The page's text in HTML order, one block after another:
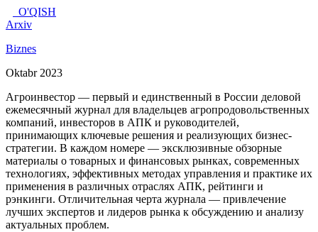
O'QISH
Arxiv
Biznes
Oktabr 2023
Агроинвестор — первый и единственный в России деловой
ежемесячный журнал для владельцев агропродовольственных
компаний, инвесторов в АПК и руководителей,
принимающих ключевые решения и реализующих бизнес-
стратегии. В каждом номере — эксклюзивные обзорные
материалы о товарных и финансовых рынках, современных
технологиях, эффективных методах управления и практике их
применения в различных отраслях АПК, рейтинги и
рэнкинги. Отличительная черта журнала — привлечение
лучших экспертов и лидеров рынка к обсуждению и анализу
актуальных проблем.